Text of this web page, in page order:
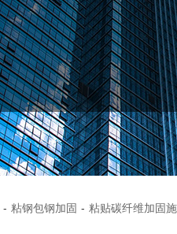
- 粘钢包钢加固 - 粘贴碳纤维加固